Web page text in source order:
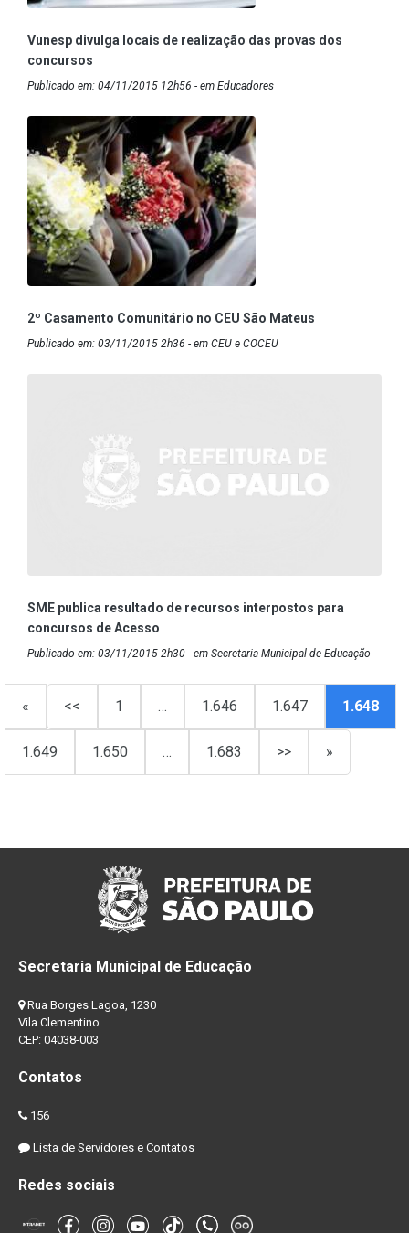
Vunesp divulga locais de realização das provas dos
concursos
Publicado em: 04/11/2015 12h56 - em Educadores
2º Casamento Comunitário no CEU São Mateus
Publicado em: 03/11/2015 2h36 - em CEU e COCEU
SME publica resultado de recursos interpostos para
concursos de Acesso
Publicado em: 03/11/2015 2h30 - em Secretaria Municipal de Educação
« << 1 … 1.646 1.647 1.648
1.649 1.650 … 1.683 >> »
Secretaria Municipal de Educação
Rua Borges Lagoa, 1230
Vila Clementino
CEP: 04038-003
Contatos
156
Lista de Servidores e Contatos
Redes sociais